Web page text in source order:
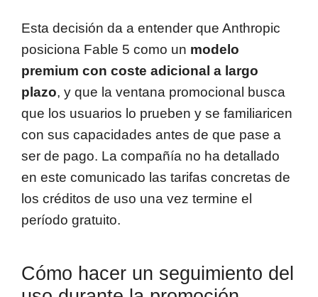
Esta decisión da a entender que Anthropic
posiciona Fable 5 como un modelo
premium con coste adicional a largo
plazo, y que la ventana promocional busca
que los usuarios lo prueben y se familiaricen
con sus capacidades antes de que pase a
ser de pago. La compañía no ha detallado
en este comunicado las tarifas concretas de
los créditos de uso una vez termine el
período gratuito.
Cómo hacer un seguimiento del